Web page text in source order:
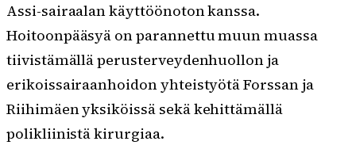
Assi-sairaalan käyttöönoton kanssa.
Hoitoonpääsyä on parannettu muun muassa
tiivistämällä perusterveydenhuollon ja
erikoissairaanhoidon yhteistyötä Forssan ja
Riihimäen yksiköissä sekä kehittämällä
polikliinistä kirurgiaa.